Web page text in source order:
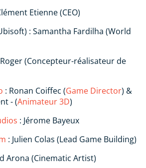
Etienne (CEO)
: Samantha Fardilha (World
(Concepteur-réalisateur de
: Ronan Coiffec (Game Director) &
- (Animateur 3D)
: Jérome Bayeux
: Julien Colas (Lead Game Building)
Arona (Cinematic Artist)